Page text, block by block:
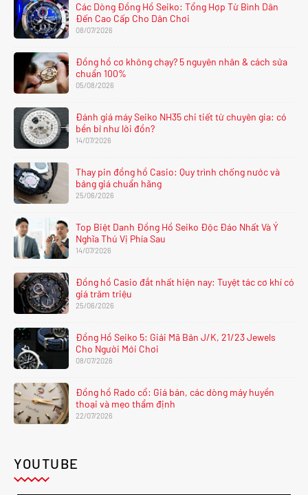
Các Dòng Đồng Hồ Seiko: Tổng Hợp Từ Bình Dân
Đến Cao Cấp Cho Dân Chơi
08/07/2026
Đồng hồ cơ không chạy? 5 nguyên nhân & cách sửa
chuẩn 100%
05/08/2026
Đánh giá máy Seiko NH35 chi tiết từ chuyên gia: có
bền bỉ như lời đồn?
14/07/2026
Thay pin đồng hồ Casio: Quy trình chống nước và
bảng giá chuẩn hãng
25/06/2026
Top Biệt Danh Đồng Hồ Seiko Độc Đáo Nhất Và Ý
Nghĩa Thú Vị Phía Sau
14/07/2026
Đồng hồ Casio đắt nhất hiện nay: Tuyệt tác cơ khí có
giá trăm triệu
25/06/2026
Đồng Hồ Seiko 5: Giải Mã Bản J/K, 21/23 Jewels
Cho Người Mới Chơi
08/07/2026
Đồng hồ Rado cổ: Giá bán, các dòng máy huyền
thoại và mẹo thẩm định
22/07/2026
YOUTUBE